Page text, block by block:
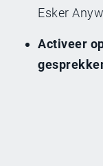
Esker
Activeer